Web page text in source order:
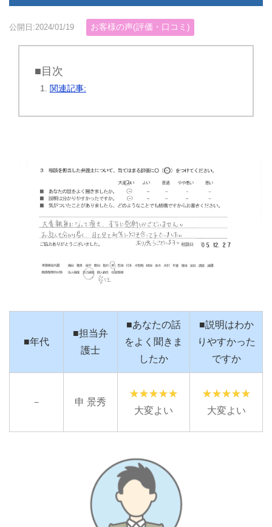
公開日:2024/01/19 お客様の声(評価・口コミ)
■目次
関連記事:
■年代
■担当弁
護士
■あなたの話
をよく聞きま
したか
■説明はわか
りやすかった
ですか
－
申 景秀
大変よい
大変よい